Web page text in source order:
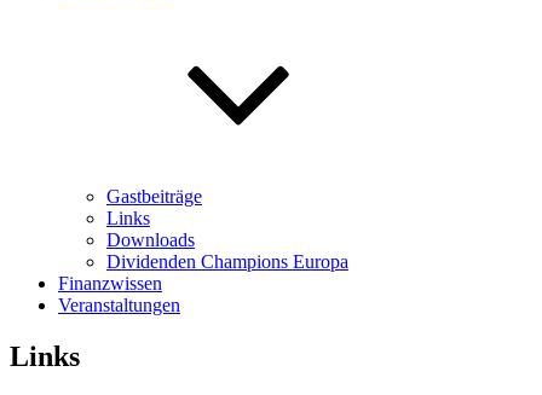
Gastbeiträge
Links
Downloads
Dividenden Champions Europa
Finanzwissen
Veranstaltungen
Links